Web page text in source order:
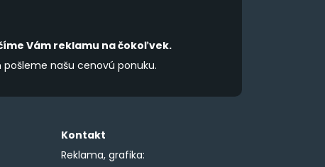
Vám reklamu na čokoľvek.
našu cenovú ponuku.
Kontakt
Reklama, grafika: